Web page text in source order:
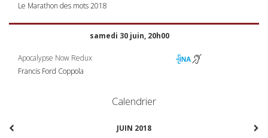
Le Marathon des mots 2018
samedi 30 juin, 20h00
Apocalypse Now Redux
Francis Ford Coppola
Calendrier
JUIN 2018